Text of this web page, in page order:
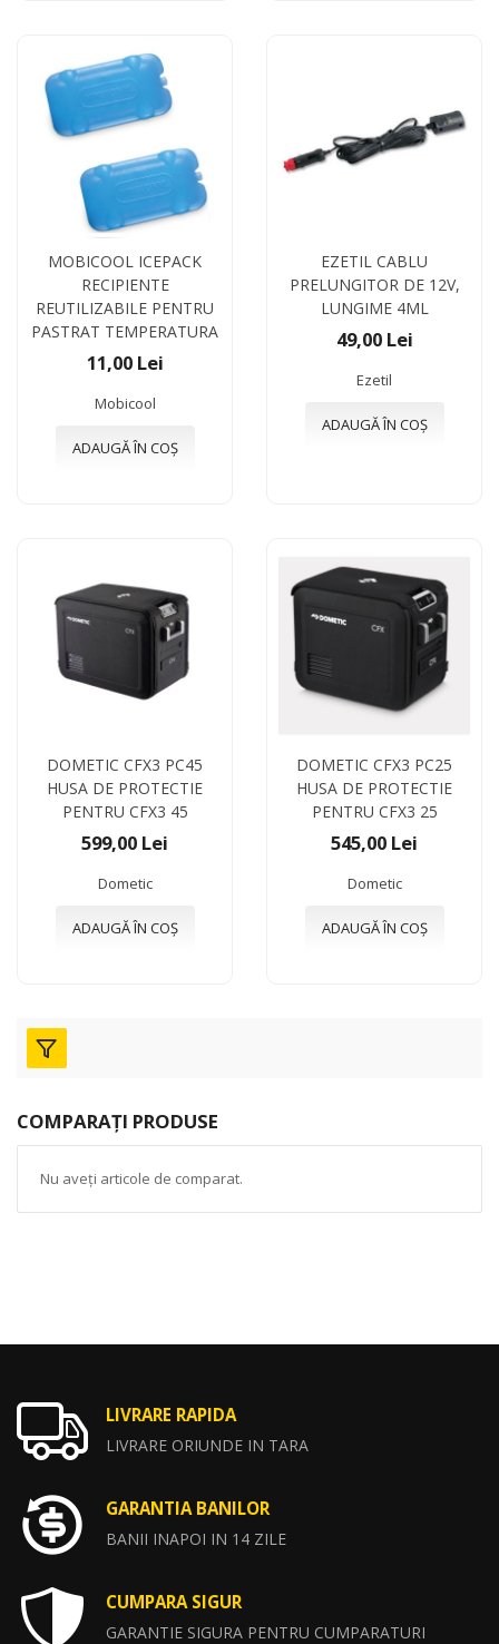
MOBICOOL ICEPACK
RECIPIENTE
REUTILIZABILE PENTRU
PASTRAT TEMPERATURA
11,00 Lei
Mobicool
ADAUGĂ ÎN COȘ
EZETIL CABLU
PRELUNGITOR DE 12V,
LUNGIME 4ML
49,00 Lei
Ezetil
ADAUGĂ ÎN COȘ
DOMETIC CFX3 PC45
HUSA DE PROTECTIE
PENTRU CFX3 45
599,00 Lei
Dometic
ADAUGĂ ÎN COȘ
DOMETIC CFX3 PC25
HUSA DE PROTECTIE
PENTRU CFX3 25
545,00 Lei
Dometic
ADAUGĂ ÎN COȘ
COMPARAȚI PRODUSE
Nu aveți articole de comparat.
LIVRARE RAPIDA
LIVRARE ORIUNDE IN TARA
GARANTIA BANILOR
BANII INAPOI IN 14 ZILE
CUMPARA SIGUR
GARANTIE SIGURA PENTRU CUMPARATURI